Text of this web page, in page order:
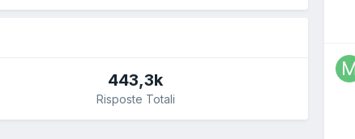
443,3k
Risposte Totali